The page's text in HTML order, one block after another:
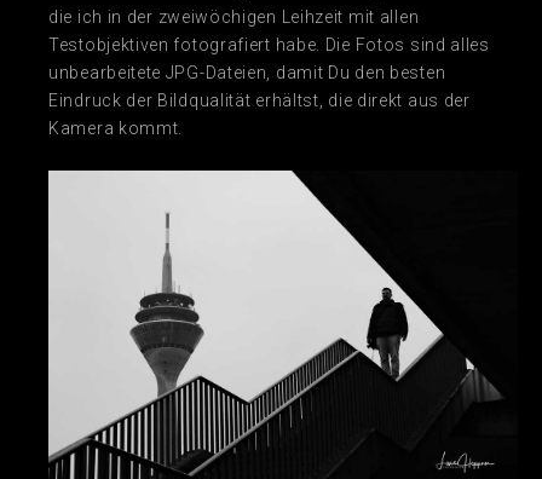
die ich in der zweiwöchigen Leihzeit mit allen
Testobjektiven fotografiert habe. Die Fotos sind alles
unbearbeitete JPG-Dateien, damit Du den besten
Eindruck der Bildqualität erhältst, die direkt aus der
Kamera kommt.